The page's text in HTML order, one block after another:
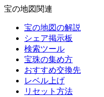
宝の地図関連
宝の地図の解説
シェア掲示板
検索ツール
宝珠の集め方
おすすめ交換先
レベル上げ
リセット方法